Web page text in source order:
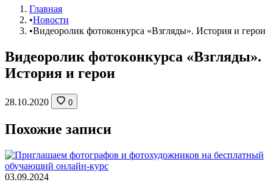
Главная
•Новости
•Видеоролик фотоконкурса «Взгляды». История и герои
Видеоролик фотоконкурса «Взгляды».
История и герои
28.10.2020 0
Похожие записи
03.09.2024